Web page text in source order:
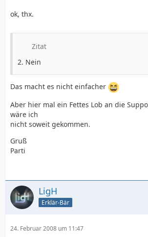
ok, thx.
Zitat
2. Nein
Das macht es nicht einfacher
Aber hier mal ein Fettes Lob an die
wäre ich
nicht soweit gekommen.
Gruß
Parti
LigH
Erklär-Bär
24. Februar 2008 um 11:47